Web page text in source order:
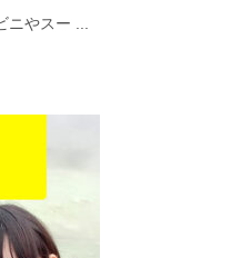
やスー ...